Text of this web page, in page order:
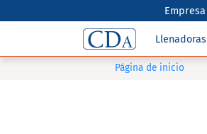
Empresa
Llenadoras
Página de inicio